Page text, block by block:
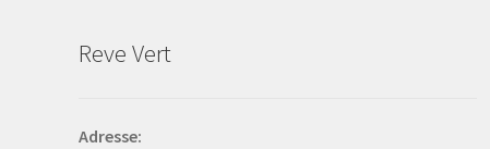
Reve Vert
Adresse: